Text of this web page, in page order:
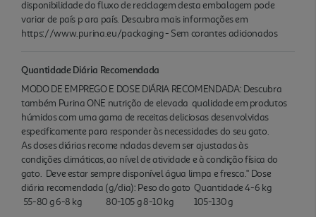
disponibilidade do fluxo de reciclagem desta embalagem pode
variar de país p ara país. Descubra mais informações em
https://www.purina.eu/packaging - Sem corantes adicionados
Quantidade Diária Recomendada
MODO DE EMPREGO E DOSE DIÁRIA RECOMENDADA: Descubra
também Purina ONE nutrição de elevada qualidade em produtos
húmidos com uma gama de receitas deliciosas desenvolvidas
especificamente para responder às necessidades do seu gato.
As doses diárias recome ndadas devem ser ajustadas às
condições climáticas, ao nível de atividade e à condição física do
gato. Deve estar sempre disponível água limpa e fresca." Dose
diária recomendada (g/dia): Peso do gato Quantidade 4-6 kg
55-80 g 6-8 kg 80-105 g 8-10 kg 105-130 g